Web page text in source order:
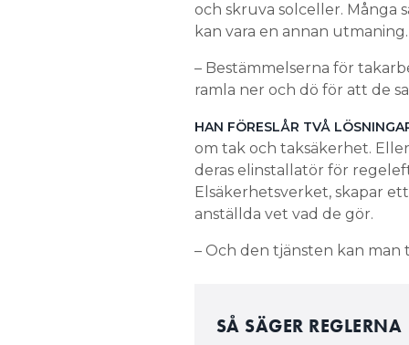
och skruva solceller. Många
kan vara en annan utmaning.
– Bestämmelserna för
ramla ner och dö för att de
HAN FÖRESLÅR TVÅ
om tak och taksäkerhet.
deras elinstallatör för
Elsäkerhetsverket, skapar
anställda vet vad de gör.
– Och den tjänsten kan man
SÅ SÄGER REGLERNA